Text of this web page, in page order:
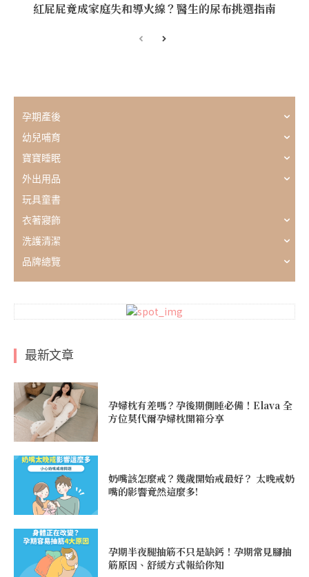
紅屁屁竟成家庭失和導火線？醫生的尿布挑選指南
孕期產後
幼兒哺育
寶寶睡眠
外出用品
玩具童書
衣著寢飾
洗護清潔
品牌總覽
最新文章
孕婦枕有差嗎？孕後期側睡必備！Elava 全
方位莫代爾孕婦枕開箱分享
奶嘴該怎麼戒？幾歲開始戒最好？ 太晚戒奶
嘴的影響竟然這麼多!
孕期半夜腿抽筋不只是缺鈣！孕期常見腳抽
筋原因、舒緩方式報給你知